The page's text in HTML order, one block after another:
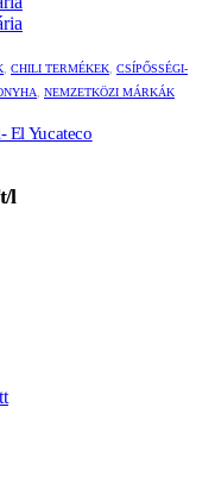
CHILI TERMÉKEK CSÍPŐSSÉGI-
NEMZETKÖZI MÁRKÁK
El Yucateco
l